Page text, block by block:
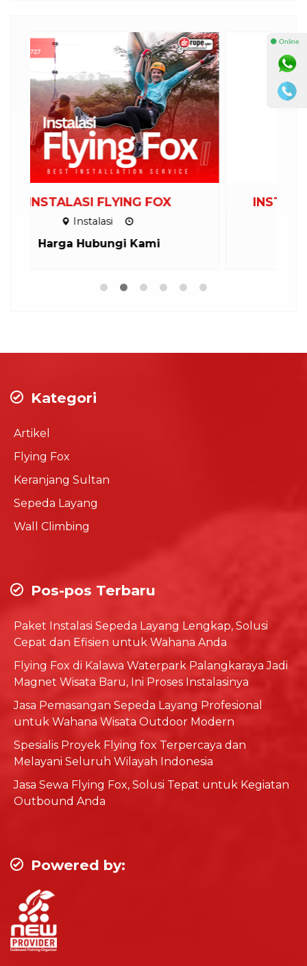
INSTALASI AYUNAN EKSTREM
Instalasi
Harga Hubungi Kami
Kategori
Artikel
Flying Fox
Keranjang Sultan
Sepeda Layang
Wall Climbing
Pos-pos Terbaru
Paket Instalasi Sepeda Layang Lengkap, Solusi
Cepat dan Efisien untuk Wahana Anda
Flying Fox di Kalawa Waterpark Palangkaraya Jadi
Magnet Wisata Baru, Ini Proses Instalasinya
Jasa Pemasangan Sepeda Layang Profesional
untuk Wahana Wisata Outdoor Modern
Spesialis Proyek Flying fox Terpercaya dan
Melayani Seluruh Wilayah Indonesia
Jasa Sewa Flying Fox, Solusi Tepat untuk Kegiatan
Outbound Anda
Powered by:
⚫ Online